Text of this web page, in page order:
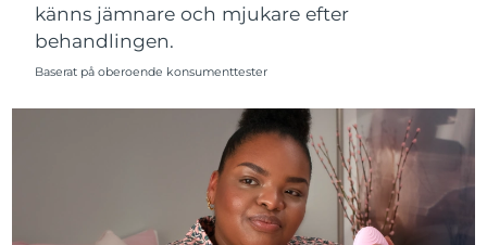
känns jämnare och mjukare efter
behandlingen.
Baserat på oberoende konsumenttester